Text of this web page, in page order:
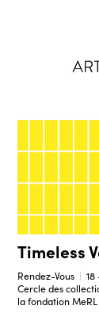
Timeless
Rendez-Vous 18
Cercle des
la fondation